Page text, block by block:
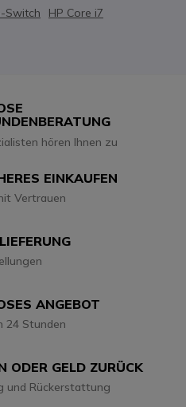
Switch
HP Core i7
hören Ihnen zu
EINKAUFEN
Vertrauen
ANGEBOT
24 Stunden
ODER GELD ZURÜCK
und Rückerstattung